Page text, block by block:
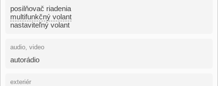
posilňovač riadenia
multifunkčný volant
nastaviteľný volant
audio, video
autorádio
exteriér